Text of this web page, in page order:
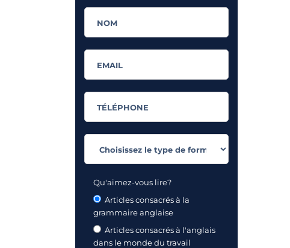
Qu'aimez-vous lire?
Articles consacrés à la
grammaire anglaise
Articles consacrés à l'anglais
dans le monde du travail